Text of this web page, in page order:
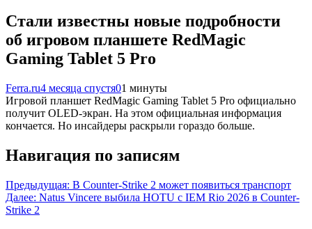
Стали известны новые подробности
об игровом планшете RedMagic
Gaming Tablet 5 Pro
Ferra.ru4 месяца спустя01 минуты
Игровой планшет RedMagic Gaming Tablet 5 Pro официально
получит OLED-экран. На этом официальная информация
кончается. Но инсайдеры раскрыли гораздо больше.
Навигация по записям
Предыдущая: В Counter-Strike 2 может появиться транспорт
Далее: Natus Vincere выбила HOTU с IEM Rio 2026 в Counter-
Strike 2